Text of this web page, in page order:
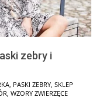
zebry i
, PASKI ZEBRY, SKLEP
, WZORY ZWIERZĘCE